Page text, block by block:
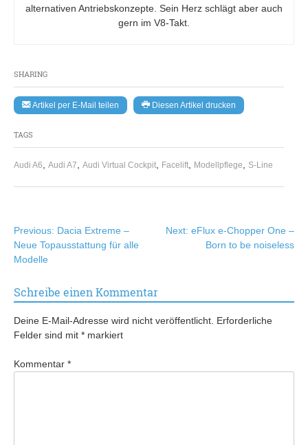
SHARING
Artikel per E-Mail teilen Diesen Artikel drucken
TAGS
Audi A6 Audi A7 Audi Virtual Cockpit Facelift Modellpflege S-Line
alternativen Antriebskonzepte. Sein Herz schlägt aber auch
gern im V8-Takt.
Beitragsnavigation
Previous: Dacia Extreme –
Neue Topausstattung für alle
Modelle
Next: eFlux e-Chopper One –
Born to be noiseless
Schreibe einen Kommentar
Deine E-Mail-Adresse wird nicht veröffentlicht. Erforderliche
Felder sind mit * markiert
Kommentar *